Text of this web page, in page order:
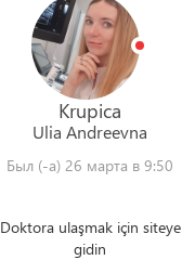
Krupica
Ulia Andreevna
Был (-а) 26 марта в 9:50
Doktora ulaşmak için siteye
gidin